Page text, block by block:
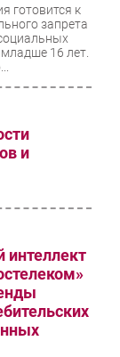
готовится к
запрета
16 лет.
и
интеллект